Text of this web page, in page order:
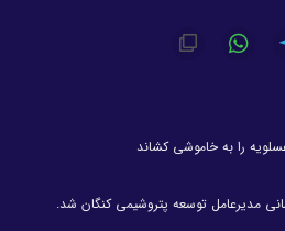
را به خاموشی کشاند
مدیرعامل توسعه پتروشیمی کنگان شد.